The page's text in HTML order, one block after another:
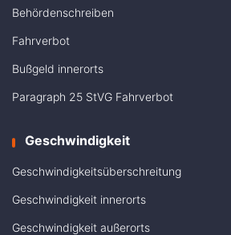
Behördenschreiben
Fahrverbot
Bußgeld innerorts
Paragraph 25 StVG Fahrverbot
Geschwindigkeit
Geschwindigkeitsüberschreitung
Geschwindigkeit innerorts
Geschwindigkeit außerorts